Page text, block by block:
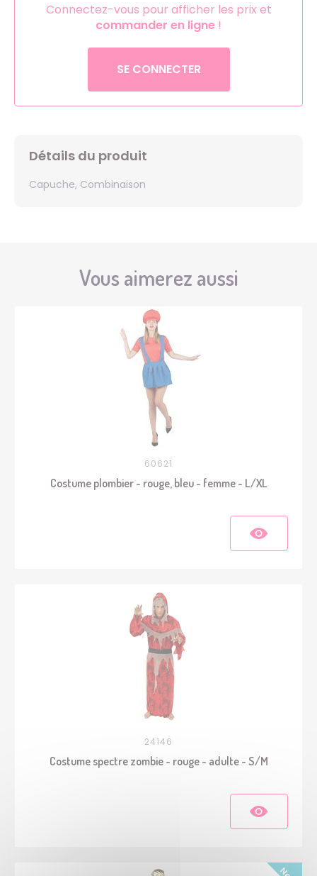
Connectez-vous pour afficher les prix et
commander en ligne !
SE CONNECTER
Détails du produit
Capuche, Combinaison
Vous aimerez aussi
60621
Costume plombier - rouge, bleu - femme - L/XL
24146
Costume spectre zombie - rouge - adulte - S/M